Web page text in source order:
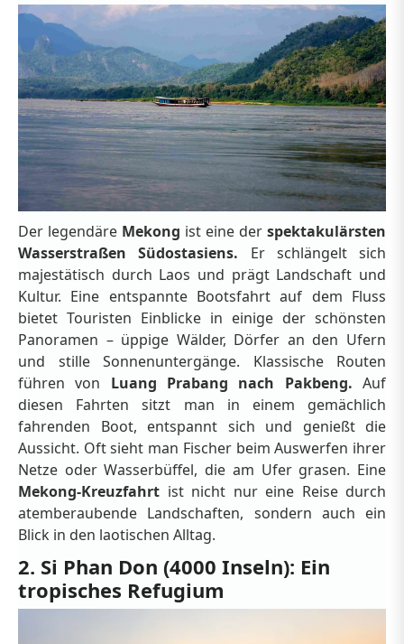
Der legendäre Mekong ist eine der spektakulärsten
Wasserstraßen Südostasiens. Er schlängelt sich
majestätisch durch Laos und prägt Landschaft und
Kultur. Eine entspannte Bootsfahrt auf dem Fluss
bietet Touristen Einblicke in einige der schönsten
Panoramen – üppige Wälder, Dörfer an den Ufern
und stille Sonnenuntergänge. Klassische Routen
führen von Luang Prabang nach Pakbeng. Auf
diesen Fahrten sitzt man in einem gemächlich
fahrenden Boot, entspannt sich und genießt die
Aussicht. Oft sieht man Fischer beim Auswerfen ihrer
Netze oder Wasserbüffel, die am Ufer grasen. Eine
Mekong-Kreuzfahrt ist nicht nur eine Reise durch
atemberaubende Landschaften, sondern auch ein
Blick in den laotischen Alltag.
2. Si Phan Don (4000 Inseln): Ein
tropisches Refugium